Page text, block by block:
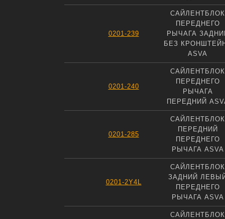
0201-239
САЙЛЕНТБЛОК
ПЕРЕДНЕГО
РЫЧАГА
БЕЗ
ASVA
0201-240
САЙЛЕНТБЛОК
ПЕРЕДНЕГО
РЫЧАГА
ПЕРЕДНИЙ
0201-285
САЙЛЕНТБЛОК
ПЕРЕДНИЙ
ПЕРЕДНЕГО
РЫЧАГА ASVA
0201-2Y4L
САЙЛЕНТБЛОК
ЗАДНИЙ
ПЕРЕДНЕГО
РЫЧАГА ASVA
САЙЛЕНТБЛОК